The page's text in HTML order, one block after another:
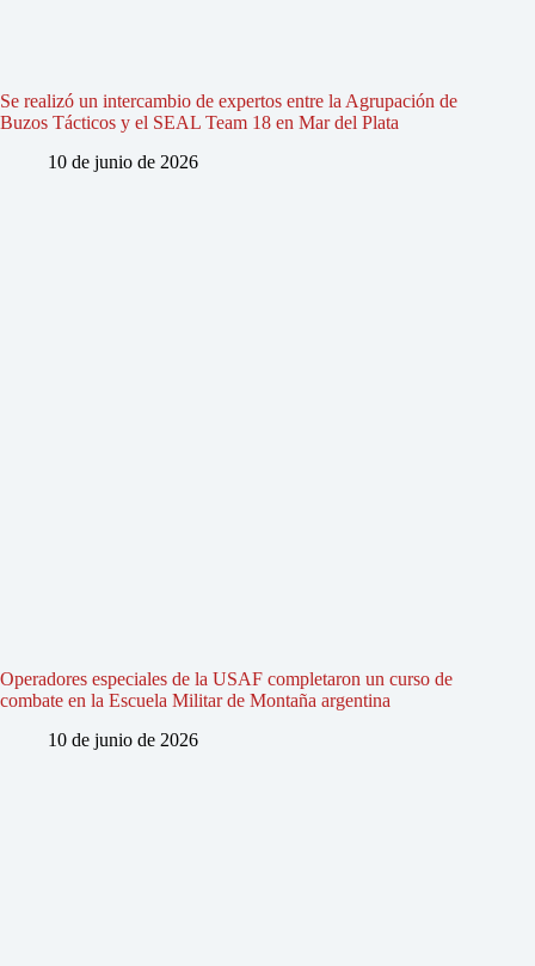
Se realizó un intercambio de expertos entre la Agrupación de
Buzos Tácticos y el SEAL Team 18 en Mar del Plata
10 de junio de 2026
Operadores especiales de la USAF completaron un curso de
combate en la Escuela Militar de Montaña argentina
10 de junio de 2026